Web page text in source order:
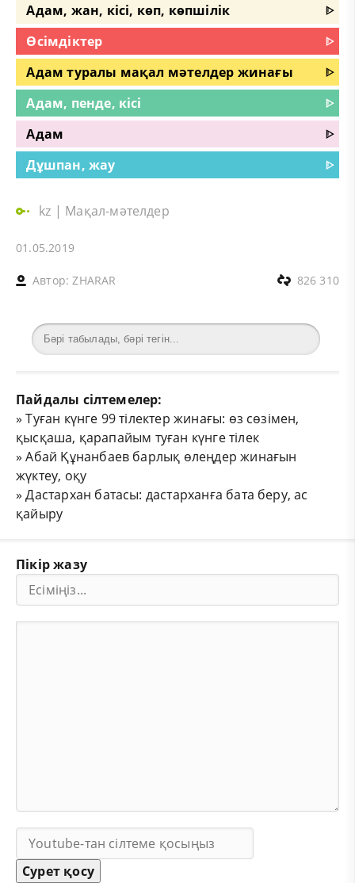
Адам, жан, кісі, көп, көпшілік
ᐈ
Өсімдіктер
ᐈ
Адам туралы мақал мәтелдер жинағы
ᐈ
Адам, пенде, кісі
ᐈ
Адам
ᐈ
Дұшпан, жау
ᐈ
kz | Мақал-мәтелдер
01.05.2019
Автор:ZHARAR 826 310
Пайдалы сілтемелер:
»Туған күнге 99 тілектер жинағы: өз сөзімен,
қысқаша, қарапайым туған күнге тілек
»Абай Құнанбаев барлық өлеңдер жинағын
жүктеу, оқу
»Дастархан батасы: дастарханға бата беру, ас
қайыру
Пікір жазу
Сурет қосу